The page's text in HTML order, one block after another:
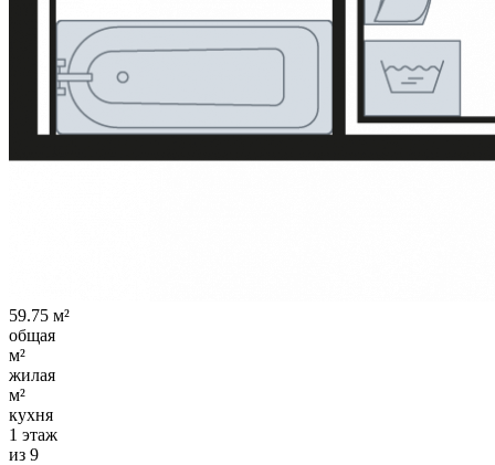
59.75 м²
общая
м²
жилая
м²
кухня
1 этаж
из 9